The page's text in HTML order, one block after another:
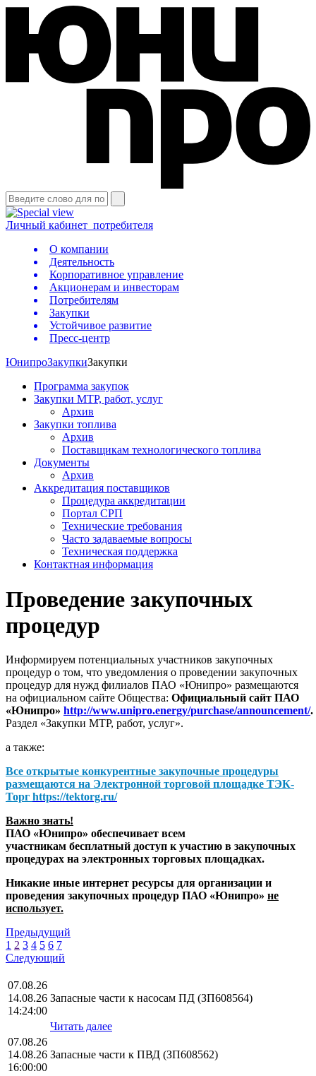
Личный кабинет потребителя
О компании
Деятельность
Корпоративное управление
Акционерам и инвесторам
Потребителям
Закупки
Устойчивое развитие
Пресс-центр
ЮнипроЗакупкиЗакупки
Программа закупок
Закупки МТР, работ, услуг
Архив
Закупки топлива
Архив
Поставщикам технологического топлива
Документы
Архив
Аккредитация поставщиков
Процедура аккредитации
Портал СРП
Технические требования
Часто задаваемые вопросы
Техническая поддержка
Контактная информация
Проведение закупочных
процедур
Информируем потенциальных участников закупочных
процедур о том, что уведомления о проведении закупочных
процедур для нужд филиалов ПАО «Юнипро» размещаются
на официальном сайте Общества: Официальный сайт ПАО
«Юнипро» http://www.unipro.energy/purchase/announcement/.
Раздел «Закупки МТР, работ, услуг».
а также:
Все открытые конкурентные закупочные процедуры
размещаются на Электронной торговой площадке ТЭК-
Торг https://tektorg.ru/
Важно знать!
ПАО «Юнипро» обеспечивает всем
участникам бесплатный доступ к участию в закупочных
процедурах на электронных торговых площадках.
Никакие иные интернет ресурсы для организации и
проведения закупочных процедур ПАО «Юнипро» не
использует.
Предыдущий
1 2 3 4 5 6 7
Следующий
07.08.26
14.08.26
14:24:00
Запасные части к насосам ПД (ЗП608564)
Читать далее
07.08.26
14.08.26
16:00:00
Запасные части к ПВД (ЗП608562)